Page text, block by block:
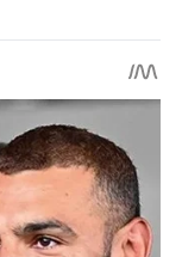
çocuklara
bu anlamlı
23